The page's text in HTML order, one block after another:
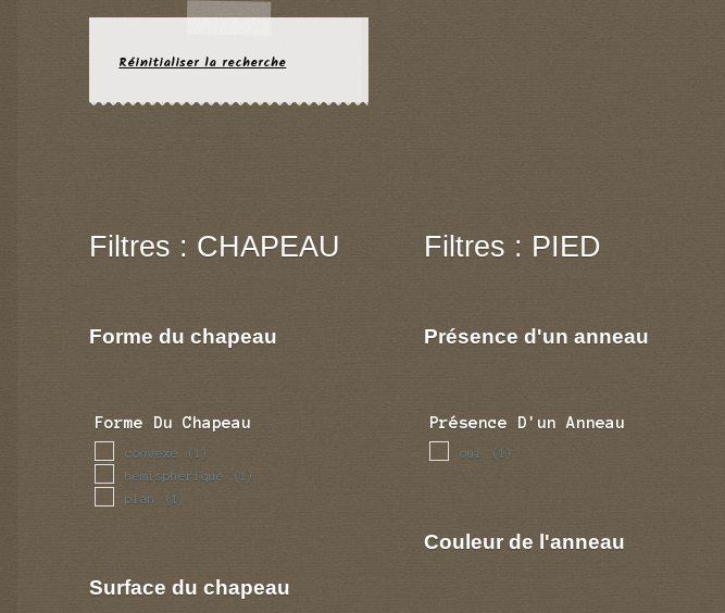
Réinitialiser la recherche
Filtres : CHAPEAU
Forme du chapeau
Forme Du Chapeau
convexe (1)
hemispherique (1)
plan (1)
Surface du chapeau
Filtres : PIED
Présence d'un anneau
Présence D'un Anneau
oui (1)
Couleur de l'anneau